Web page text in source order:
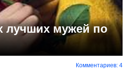
лучших мужей по
Комментариев: 4